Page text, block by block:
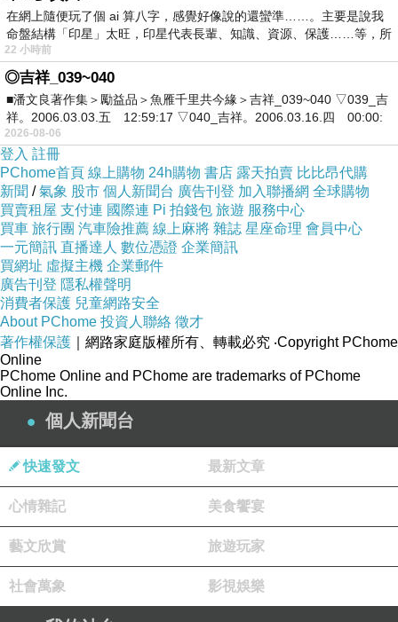
現實的夜僅僅只擁抱黑暗
暫不離去的燈光
緩緩浸落深淵
徘徊意識邊緣
卿卿呢語
希望如一千篇故事般恆長
難道永遠一事只存在
永恆莎士比亞的劇臺
遺憾實為沈重
一旦釋放了千鈞
表裡變得一無所有
所以更加刻骨
痛苦時克苦
繼續繼續忍耐下去
讓思緒潛入更深銀河最底層
將自我埋念 保存
在網上隨便玩了個 ai 算八字，感覺好像說的還蠻準……。主要是說我
命盤結構「印星」太旺，印星代表長輩、知識、資源、保護……等，所
22 小時前
◎吉祥_039~040
■潘文良著作集＞勵益品＞魚雁千里共今緣＞吉祥_039~040 ▽039_吉
祥。2006.03.03.五 12:59:17 ▽040_吉祥。2006.03.16.四 00:00:
2026-08-06
登入 註冊
PChome首頁 線上購物 24h購物 書店 露天拍賣 比比昂代購
新聞 /氣象 股市 個人新聞台 廣告刊登 加入聯播網 全球購物
買賣租屋 支付連 國際連 Pi 拍錢包 旅遊 服務中心
買車 旅行團 汽車險推薦 線上麻將 雜誌 星座命理 會員中心
一元簡訊 直播達人 數位憑證 企業簡訊
買網址 虛擬主機 企業郵件
廣告刊登 隱私權聲明
消費者保護 兒童網路安全
About PChome 投資人聯絡 徵才
著作權保護 ｜網路家庭版權所有、轉載必究 ‧Copyright PChome
Online
PChome Online and PChome are trademarks of PChome
Online Inc.
個人新聞台
快速發文 最新文章
心情雜記 美食饗宴
藝文欣賞 旅遊玩家
社會萬象 影視娛樂